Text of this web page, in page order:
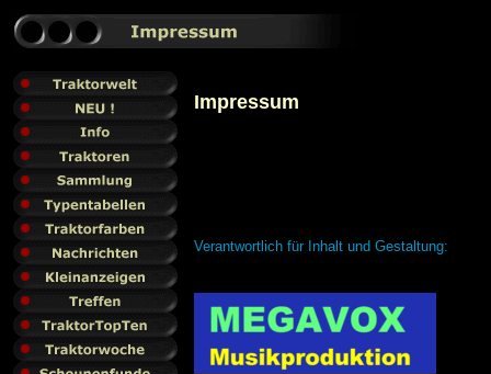
Impressum
Verantwortlich für Inhalt und Gestaltung: